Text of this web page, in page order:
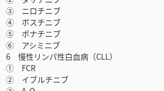
③ ニロチニブ
④ ボスチニブ
⑤ ポナチニブ
⑥ アシミニブ
6 慢性リンパ性白血病（CLL）
① FCR
② イブルチニブ